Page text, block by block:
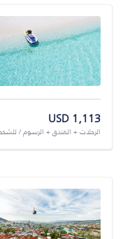
USD 1,113
الرحلات + الفندق + الرسوم /